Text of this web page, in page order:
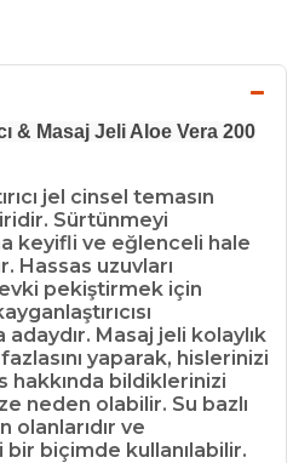
& Masaj Jeli Aloe Vera 200
jel cinsel temasın
Sürtünmeyi
keyifli ve eğlenceli hale
Hassas uzuvları
pekiştirmek için
Masaj jeli kolaylık
yaparak, hislerinizi
hakkında bildiklerinizi
neden olabilir. Su bazlı
olanlarıdır ve
biçimde kullanılabilir.